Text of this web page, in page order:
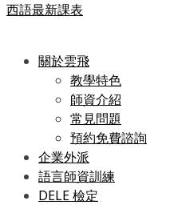
西語最新課表
關於雲飛
教學特色
師資介紹
常見問題
預約免費諮詢
企業外派
語言師資訓練
DELE 檢定